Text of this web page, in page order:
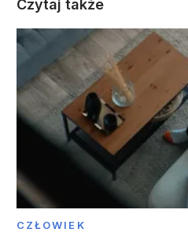
Czytaj także
CZŁOWIEK